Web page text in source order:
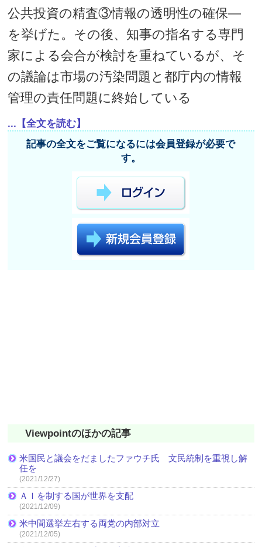
公共投資の精査③情報の透明性の確保―
を挙げた。その後、知事の指名する専門
家による会合が検討を重ねているが、そ
の議論は市場の汚染問題と都庁内の情報
管理の責任問題に終始している
...【全文を読む】
記事の全文をご覧になるには会員登録が必要で
す。
Viewpointのほかの記事
米国民と議会をだましたファウチ氏 文民統制を重視し解
任を
(2021/12/27)
ＡＩを制する国が世界を支配
(2021/12/09)
米中間選挙左右する両党の内部対立
(2021/12/05)